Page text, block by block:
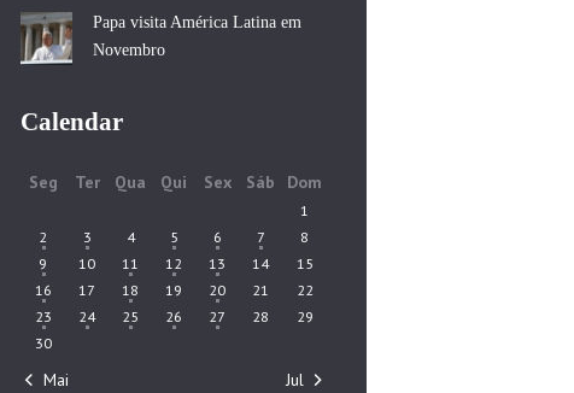
Papa visita América Latina em
Novembro
Calendar
Seg Ter Qua Qui Sex Sáb Dom
1
2
3 4 5 6 7
8
9
10 11 12 13 14
15
16
17 18 19 20 21
22
23
24 25 26 27 28
29
30
« Mai Jul »